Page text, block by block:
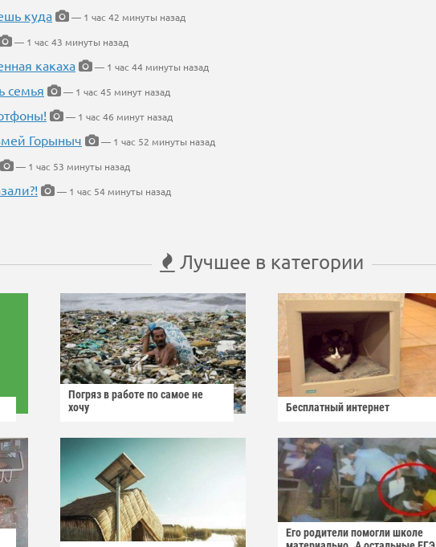
куда
— 1 час 42 минуты назад
— 1 час 43 минуты назад
какаха
— 1 час 44 минуты назад
семья
— 1 час 45 минут назад
— 1 час 46 минут назад
Горыныч
— 1 час 52 минуты назад
— 1 час 53 минуты назад
— 1 час 54 минуты назад
Лучшее в категории
Погряз в работе по самое не
хочу
Бесплатный интернет
Его родители помогли школе